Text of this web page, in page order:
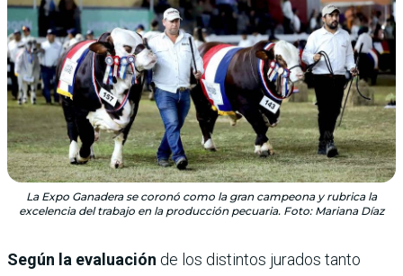
La Expo Ganadera se coronó como la gran campeona y rubrica la
excelencia del trabajo en la producción pecuaria. Foto: Mariana Díaz
Según la evaluación de los distintos jurados tanto